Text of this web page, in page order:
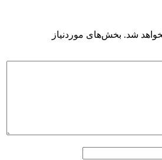
شد. بخش‌های موردنیاز